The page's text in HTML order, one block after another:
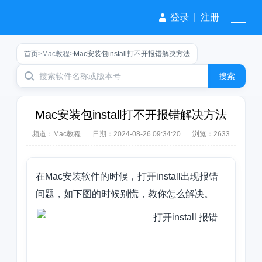
登录 注册
搜索
首页>Mac教程>Mac安装包install打不开报错解决方法
Mac安装包install打不开报错解决方法
频道： Mac教程 日期： 2024-08-26 09:34:20 浏览：2633
在Mac安装软件的时候，打开install出现报错
问题，如下图的时候别慌，教你怎么解决。